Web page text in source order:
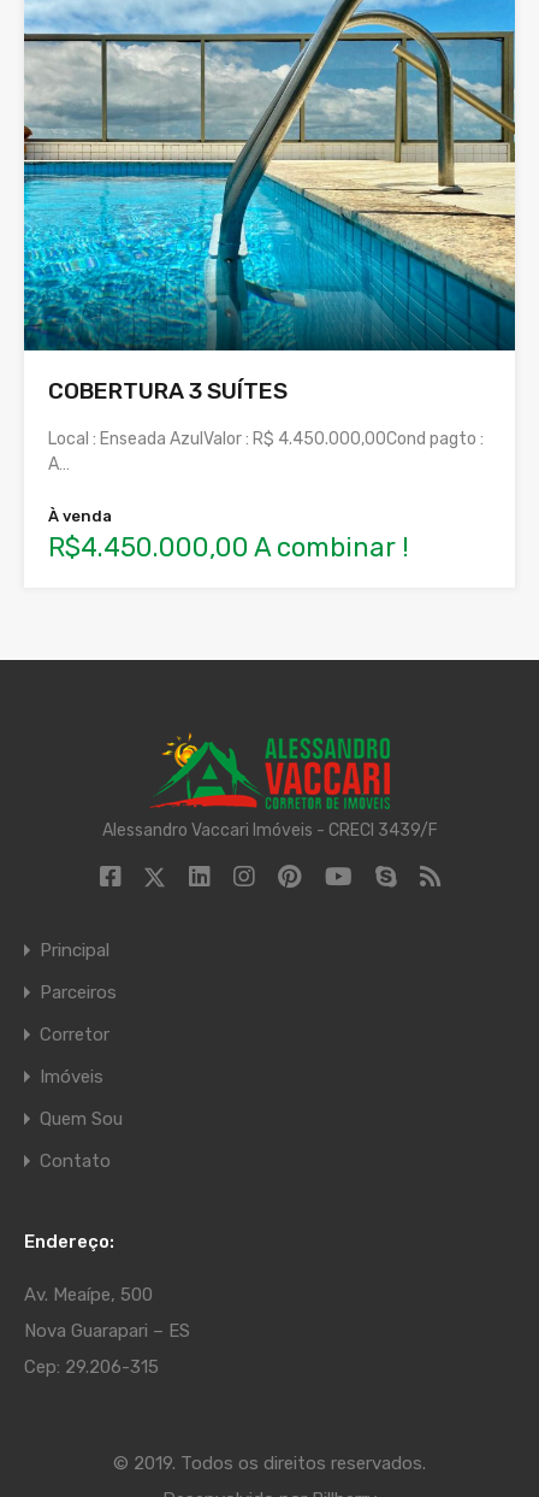
COBERTURA 3 SUÍTES
Local : Enseada AzulValor : R$ 4.450.000,00Cond pagto :
A…
À venda
R$4.450.000,00 A combinar !
Alessandro Vaccari Imóveis - CRECI 3439/F
Principal
Parceiros
Corretor
Imóveis
Quem Sou
Contato
Endereço:
Av. Meaípe, 500
Nova Guarapari – ES
Cep: 29.206-315
© 2019. Todos os direitos reservados.